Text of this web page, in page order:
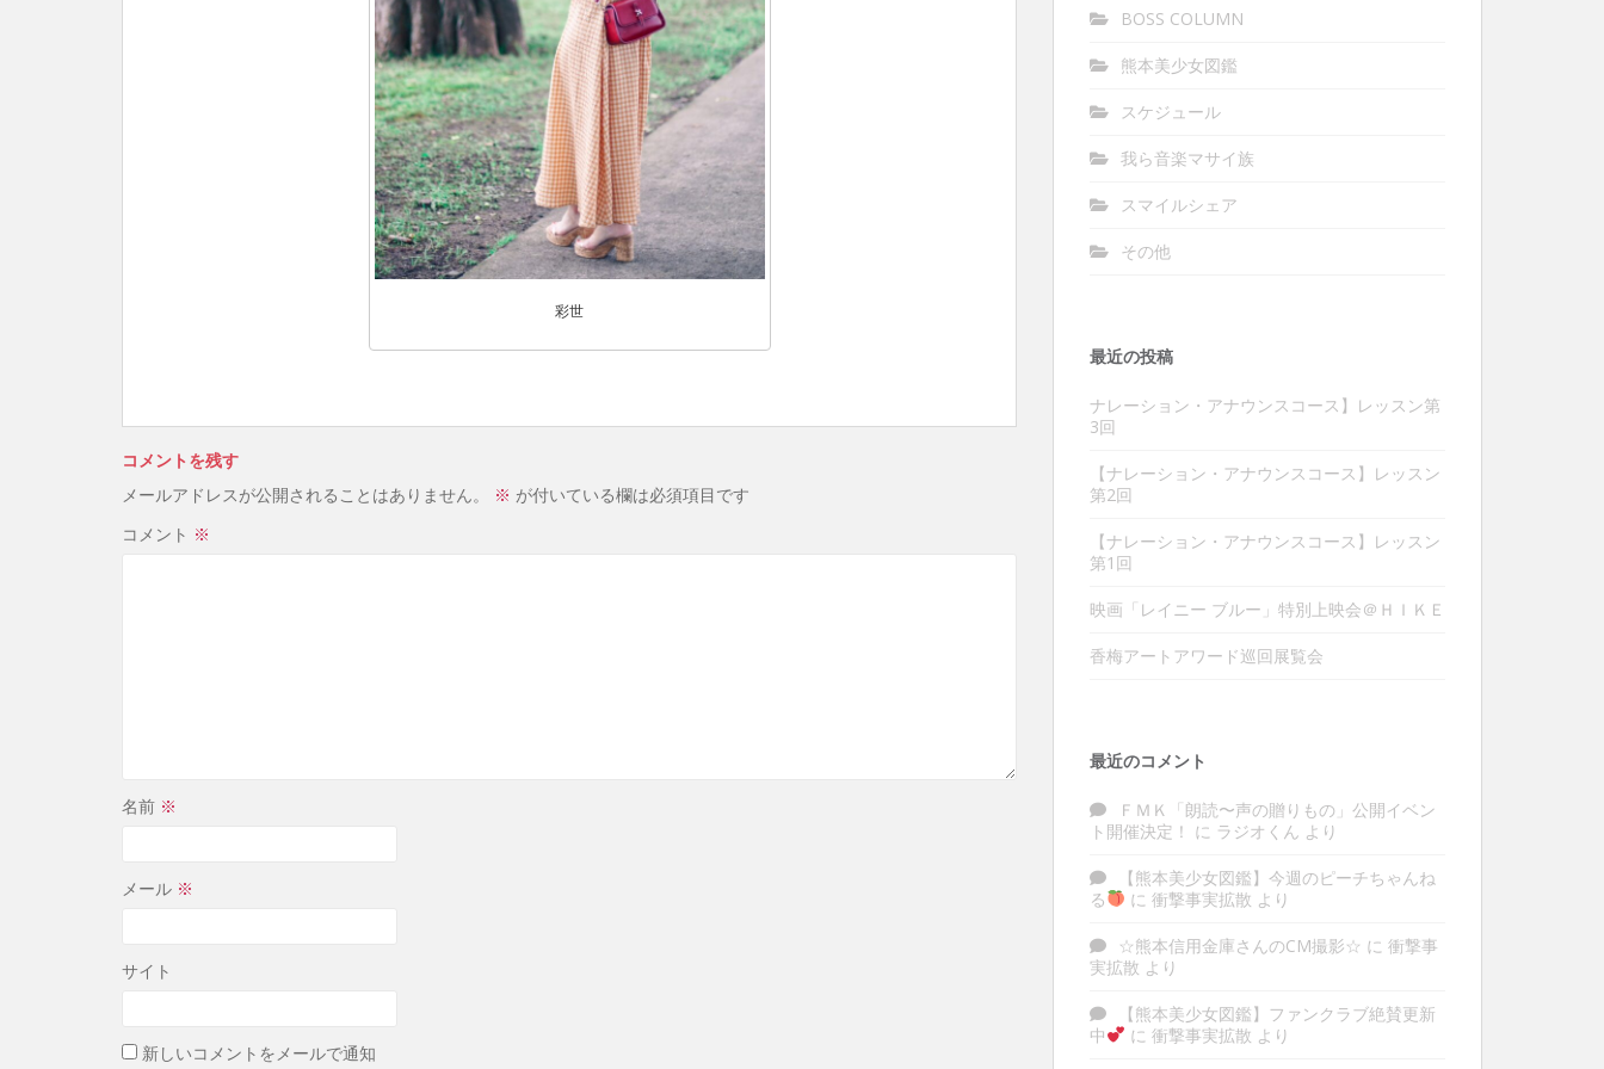
彩世
コメントを残す
メールアドレスが公開されることはありません。
※ が付いている欄は必須項目です
コメント ※
名前 ※
メール ※
サイト
新しいコメントをメールで通知
BOSS COLUMN
熊本美少女図鑑
スケジュール
我ら音楽マサイ族
スマイルシェア
その他
最近の投稿
ナレーション・アナウンスコース】レッスン第
3回
【ナレーション・アナウンスコース】レッスン
第2回
【ナレーション・アナウンスコース】レッスン
第1回
映画「レイニー ブルー」特別上映会＠ＨＩＫＥ
香梅アートアワード巡回展覧会
最近のコメント
ＦＭＫ「朗読〜声の贈りもの」公開イベン
ト開催決定！ に ラジオくん より
【熊本美少女図鑑】今週のピーチちゃんね
る
に 衝撃事実拡散 より
☆熊本信用金庫さんのCM撮影☆ に 衝撃事
実拡散 より
【熊本美少女図鑑】ファンクラブ絶賛更新
中
に 衝撃事実拡散 より